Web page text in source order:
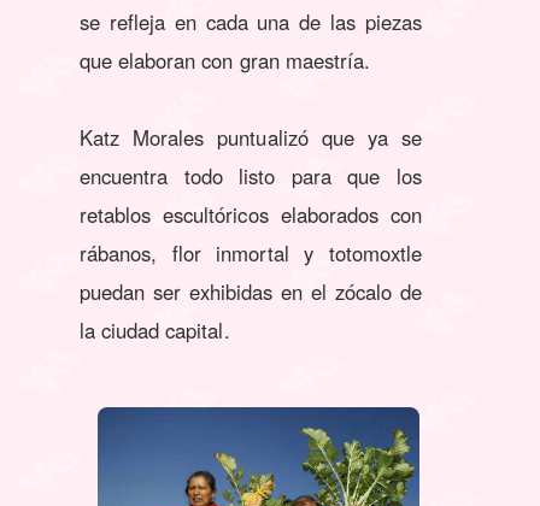
se refleja en cada una de las piezas
que elaboran con gran maestría.
Katz Morales puntualizó que ya se
encuentra todo listo para que los
retablos escultóricos elaborados con
rábanos, flor inmortal y totomoxtle
puedan ser exhibidas en el zócalo de
la ciudad capital.